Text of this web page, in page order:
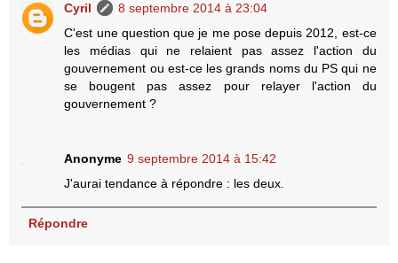
Cyril
8 septembre 2014 à 23:04
C'est une question que je me pose depuis 2012, est-ce
les médias qui ne relaient pas assez l'action du
gouvernement ou est-ce les grands noms du PS qui ne
se bougent pas assez pour relayer l'action du
gouvernement ?
Anonyme 9 septembre 2014 à 15:42
J'aurai tendance à répondre : les deux.
Répondre